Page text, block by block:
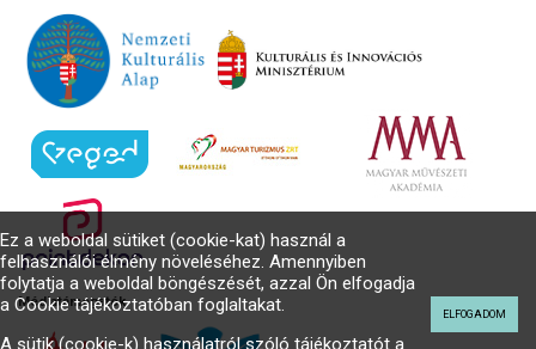
Médiatámogatók
Ez a weboldal sütiket (cookie-kat) használ a
felhasználói élmény növeléséhez. Amennyiben
folytatja a weboldal böngészését, azzal Ön elfogadja
a Cookie tájékoztatóban foglaltakat.
A sütik (cookie-k) használatról szóló tájékoztatót a
ELFOGADOM